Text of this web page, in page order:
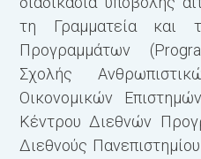
τη Γραμματεία και
Προγραμμάτων
Σχολής
Οικονομικών
Κέντρου Διεθνών
Διεθνούς